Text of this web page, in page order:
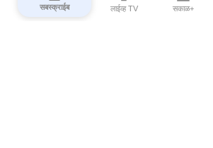
सबस्क्राईब लाईव्ह TV सकाळ+